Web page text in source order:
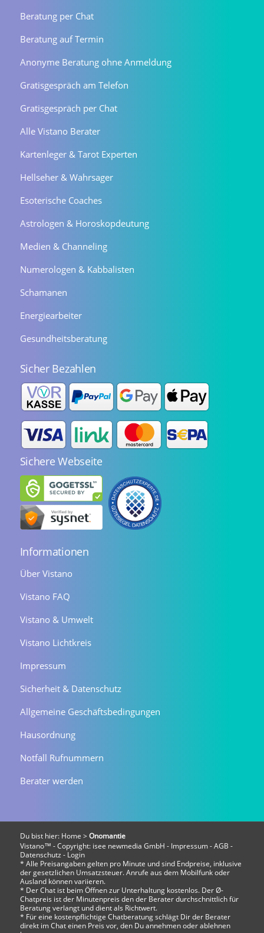
Beratung per Chat
Beratung auf Termin
Anonyme Beratung ohne Anmeldung
Gratisgespräch am Telefon
Gratisgespräch per Chat
Alle Vistano Berater
Kartenleger & Tarot Experten
Hellseher & Wahrsager
Esoterische Coaches
Astrologen & Horoskopdeutung
Medien & Channeling
Numerologen & Kabbalisten
Schamanen
Energiearbeiter
Gesundheitsberatung
Sicher Bezahlen
Sichere Webseite
Informationen
Über Vistano
Vistano FAQ
Vistano & Umwelt
Vistano Lichtkreis
Impressum
Sicherheit & Datenschutz
Allgemeine Geschäftsbedingungen
Hausordnung
Notfall Rufnummern
Berater werden
Du bist hier: Home > Onomantie
Vistano™ - Copyright: isee newmedia GmbH - Impressum-AGB -
Datenschutz - Login
* Alle Preisangaben gelten pro Minute und sind Endpreise, inklusive
der gesetzlichen Umsatzsteuer. Anrufe aus dem Mobilfunk oder
Ausland können variieren.
* Der Chat ist beim Öffnen zur Unterhaltung kostenlos. Der Ø-
Chatpreis ist der Minutenpreis den der Berater durchschnittlich für
Beratung verlangt und dient als Richtwert.
* Für eine kostenpflichtige Chatberatung schlägt Dir der Berater
direkt im Chat einen Preis vor, den Du annehmen oder ablehnen